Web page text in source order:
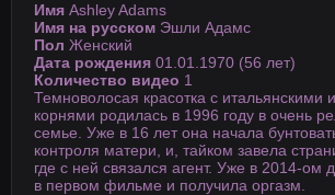
Имя Ashley Adams
Имя на русском Эшли Адамс
Пол Женский
Дата рождения 01.01.1970 (56 лет)
Количество видео 1
Темноволосая красотка с итальянскими
корнями родилась в 1996 году в очень
семье. Уже в 16 лет она начала
контроля матери, и, тайком завела
где с ней связался агент. Уже в 2014-ом
в первом фильме и получила оргазм.